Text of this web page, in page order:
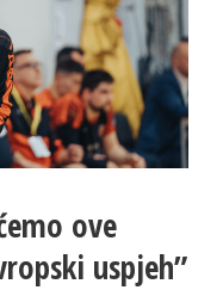
ove
uspjeh”